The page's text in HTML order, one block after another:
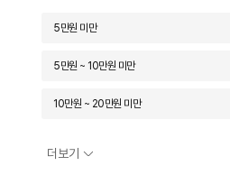
빌레뜨
5만원 미만
5만원 ~ 10만원 미만
10만원 ~ 20만원 미만
더보기